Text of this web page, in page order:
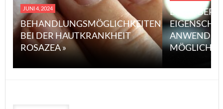
JUNI 4, 2024
BEHANDLUNGSMÖGLICHKEITEN
BEI DER HAUTKRANKHEIT
ROSAZEA »
EINE
MÖGLICHE